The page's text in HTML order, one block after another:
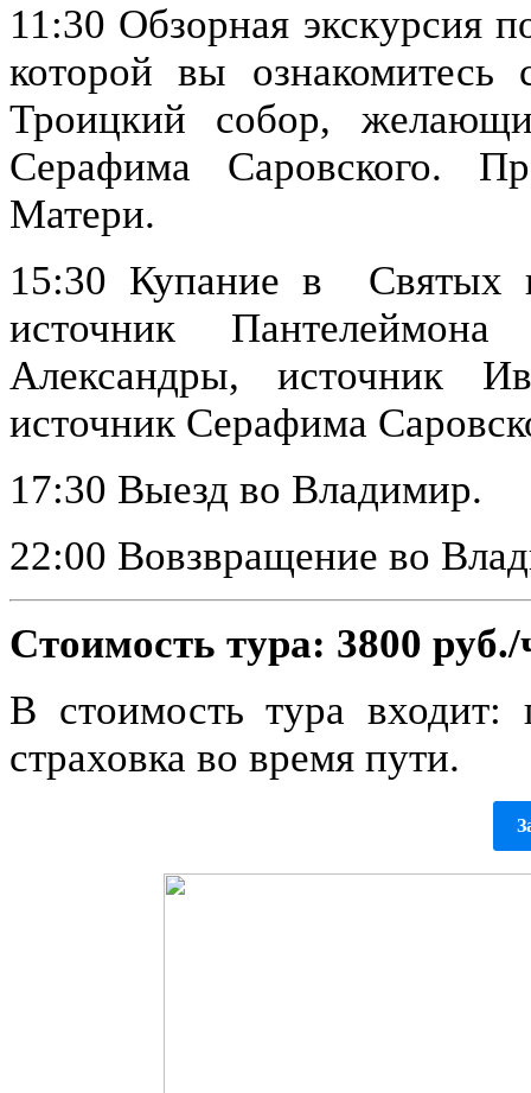
11:30 Обзорная экскурсия
которой вы ознакомитесь
Троицкий собор,
Серафима Саровского.
Матери.
15:30 Купание в Святых
источник
Александры, источник
источник Серафима
17:30 Выезд во Владимир.
22:00 Вовзвращение во
Стоимость тура: 3800 руб./
В стоимость тура входит:
страховка во время пути.